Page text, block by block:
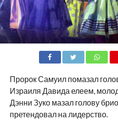
Пророк Самуил помазал
Израиля Давида елеем,
Дэнни Зуко мазал голову
претендовал на лидерство.